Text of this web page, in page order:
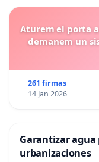
Aturem el porta
demanem un
261 firmas
14 Jan 2026
Garantizar agua
urbanizaciones